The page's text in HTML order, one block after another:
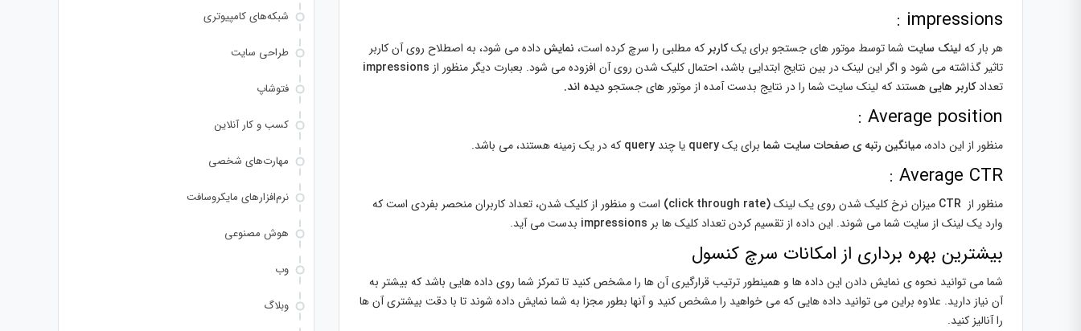
impressions :
هر بار کهلینک سایت شما توسط موتور های جستجو برای یککاربر که مطلبی را سرچ کرده است، نمایشداده می شود، به اصطلاح روی آن کاربر
تاثیر گذاشته می شود و اگر این لینک در بین نتایج ابتدایی باشد، احتمال کلیک شدن روی آن افزوده می شود. بعبارت دیگر منظور از impressions
تعدادکاربر هاییهستند که لینک سایت شما را در نتایج بدست آمده از موتور های جستجو دیده اند.
Average position :
منظور از این داده،میانگین رتبه ی صفحات سایت شما برای یکquery یا چند query که در یک زمینه هستند، می باشد.
Average CTR :
منظور از CTR میزان نرخ کلیک شدن روی یک لینک(click through rate)
است و منظور از کلیک شدن، تعداد کاربران منحصر بفردی است که
وارد یک لینک از سایت شما می شوند. این داده از تقسیم کردن تعداد کلیک ها بر impressions بدست می آید.
بیشترین بهره برداری از امکانات سرچ کنسول
شما می توانید نحوه ی نمایش دادن این داده ها و همینطور ترتیب قرارگیری آن ها را مشخص کنید تا تمرکز شما روی داده هایی باشد که بیشتر به
آن نیاز دارید. علاوه براین می توانید داده هایی که می خواهید را مشخص کنید و آنها بطور مجزا به شما نمایش داده شوند تا با دقت بیشتری آن ها
را آنالیز کنید.
شبکه‌های کامپیوتری
طراحی سایت
فتوشاپ
کسب و کار آنلاین
مهارت‌های شخصی
نرم‌افزارهای مایکروسافت
هوش مصنوعی
وب
وبلاگ